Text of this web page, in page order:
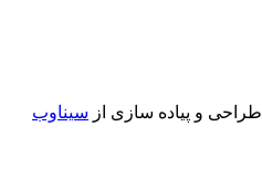
طراحی و پیاده سازی از سیناوب